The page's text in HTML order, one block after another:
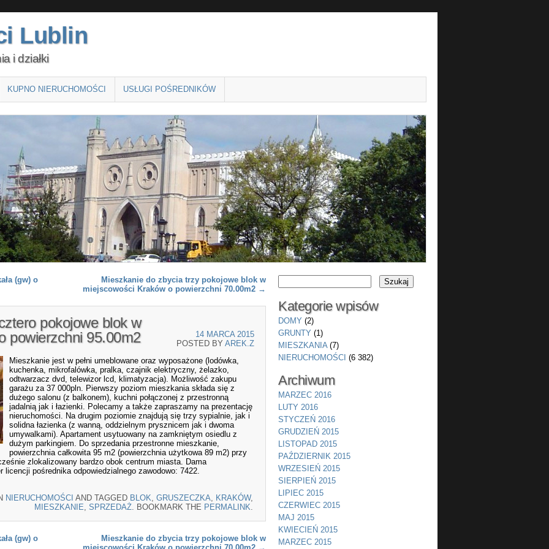
Lublin
i działki
KUPNO NIERUCHOMOŚCI USŁUGI POŚREDNIKÓW
(gw) o
Mieszkanie do zbycia trzy pokojowe blok w
miejscowości Kraków o powierzchni 70.00m2 →
pokojowe blok w
powierzchni 95.00m2
14 MARCA 2015
POSTED BY AREK.Z
Mieszkanie jest w pełni umeblowane oraz wyposażone (lodówka,
kuchenka, mikrofalówka, pralka, czajnik elektryczny, żelazko,
odtwarzacz dvd, telewizor lcd, klimatyzacja). Możliwość zakupu
garażu za 37 000pln. Pierwszy poziom mieszkania składa się z
dużego salonu (z balkonem), kuchni połączonej z przestronną
jadalnią jak i łazienki. Polecamy a także zapraszamy na prezentację
nieruchomości. Na drugim poziomie znajdują się trzy sypialnie, jak i
solidna łazienka (z wanną, oddzielnym prysznicem jak i dwoma
umywalkami). Apartament usytuowany na zamkniętym osiedlu z
dużym parkingiem. Do sprzedania przestronne mieszkanie,
powierzchnia całkowita 95 m2 (powierzchnia użytkowa 89 m2) przy
zlokalizowany bardzo obok centrum miasta. Dama
licencji pośrednika odpowiedzialnego zawodowo: 7422.
NIERUCHOMOŚCI AND TAGGED BLOK GRUSZECZKA KRAKÓW,
MIESZKANIE SPRZEDAŻ . BOOKMARK THE PERMALINK
(gw) o
Mieszkanie do zbycia trzy pokojowe blok w
Kategorie wpisów
DOMY (2)
GRUNTY (1)
MIESZKANIA(7)
NIERUCHOMOŚCI (6 382)
Archiwum
MARZEC 2016
LUTY 2016
STYCZEŃ 2016
GRUDZIEŃ 2015
LISTOPAD 2015
PAŹDZIERNIK 2015
WRZESIEŃ 2015
SIERPIEŃ 2015
LIPIEC 2015
CZERWIEC 2015
MAJ 2015
KWIECIEŃ 2015
MARZEC 2015